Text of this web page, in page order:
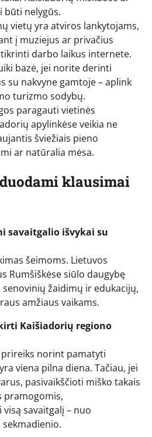
būti nelygūs.
vietų yra atviros lankytojams,
į muziejus ar privačius
darbo laikus internete.
bazė, jei norite derinti
su nakvyne gamtoje – aplink
turizmo sodybų.
paragauti vietinės
apylinkėse veikia ne
šviežiais pieno
ar natūralia mėsa.
klausimai
savaitgalio išvykai su
šeimoms. Lietuvos
Rumšiškėse siūlo daugybę
žaidimų ir edukacijų,
amžiaus vaikams.
Kaišiadorių regiono
norint pamatyti
viena pilna diena. Tačiau, jei
pasivaikščioti miško takais
pramogomis,
savaitgalį – nuo